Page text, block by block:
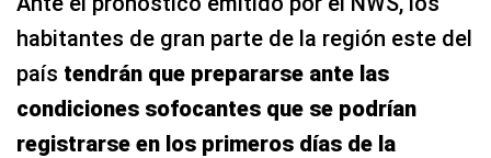
habitantes de gran parte de la región este del
país tendrán que prepararse ante las
condiciones sofocantes que se podrían
registrarse en los primeros días de la